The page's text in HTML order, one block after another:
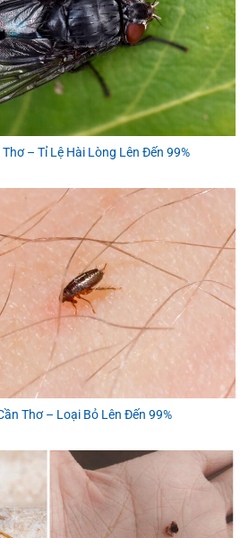
– Tỉ Lệ Hài Lòng Lên Đến 99%
Thơ – Loại Bỏ Lên Đến 99%